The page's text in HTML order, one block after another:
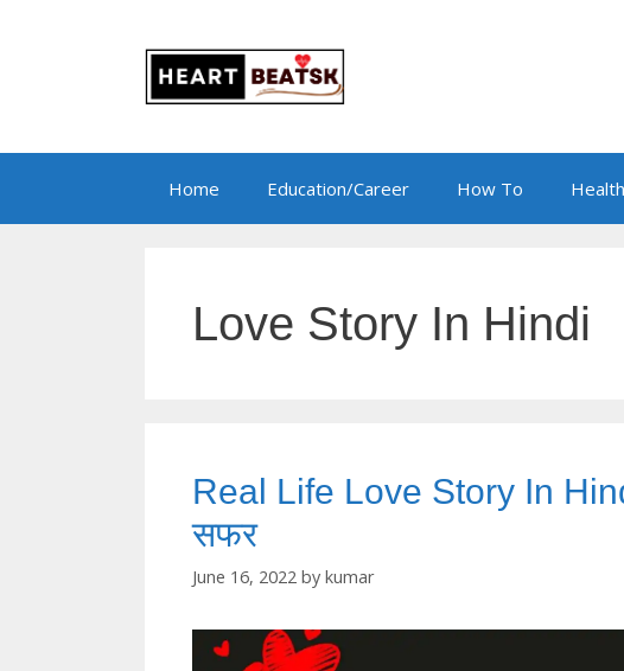
Home Education/Career How To
Love Story In Hindi
Real Life Love Story In
सफर
June 16, 2022 by kumar